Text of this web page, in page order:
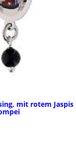
mit rotem Jaspis